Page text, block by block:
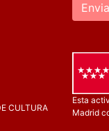
CULTURA
Esta
Madrid